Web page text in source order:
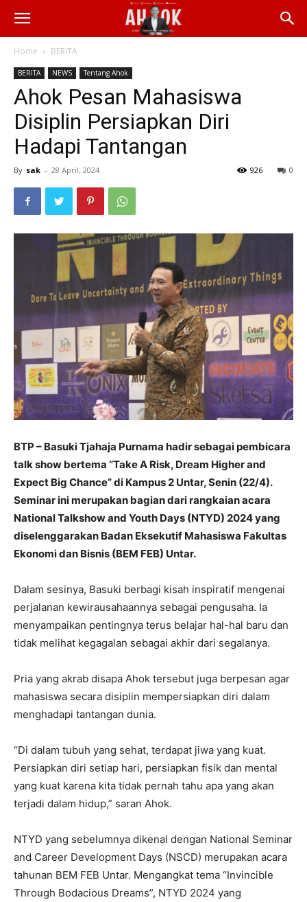
Home BERITA
BERITA NEWS Tentang Ahok
Ahok Pesan Mahasiswa
Disiplin Persiapkan Diri
Hadapi Tantangan
By sak - 28 April, 2024 0
926
BTP – Basuki Tjahaja Purnama hadir sebagai pembicara
talk show bertema “Take A Risk, Dream Higher and
Expect Big Chance” di Kampus 2 Untar, Senin (22/4).
Seminar ini merupakan bagian dari rangkaian acara
National Talkshow and Youth Days (NTYD) 2024 yang
diselenggarakan Badan Eksekutif Mahasiswa Fakultas
Ekonomi dan Bisnis (BEM FEB) Untar.
Dalam sesinya, Basuki berbagi kisah inspiratif mengenai
perjalanan kewirausahaannya sebagai pengusaha. Ia
menyampaikan pentingnya terus belajar hal-hal baru dan
tidak melihat kegagalan sebagai akhir dari segalanya.
Pria yang akrab disapa Ahok tersebut juga berpesan agar
mahasiswa secara disiplin mempersiapkan diri dalam
menghadapi tantangan dunia.
“Di dalam tubuh yang sehat, terdapat jiwa yang kuat.
Persiapkan diri setiap hari, persiapkan fisik dan mental
yang kuat karena kita tidak pernah tahu apa yang akan
terjadi dalam hidup,” saran Ahok.
NTYD yang sebelumnya dikenal dengan National Seminar
and Career Development Days (NSCD) merupakan acara
tahunan BEM FEB Untar. Mengangkat tema “Invincible
Through Bodacious Dreams”, NTYD 2024 yang